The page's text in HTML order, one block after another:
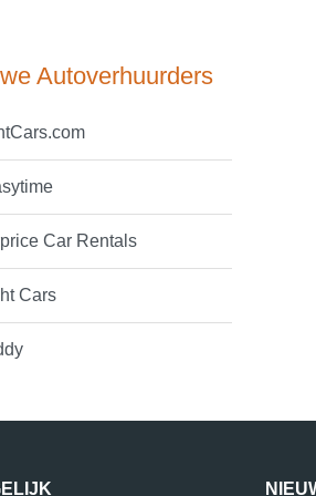
Autoverhuurders
Car Rentals
Cars